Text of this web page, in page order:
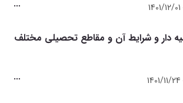
1401/12/01
دار و شرایط آن و مقاطع تحصیلی مختلف
1401/11/24